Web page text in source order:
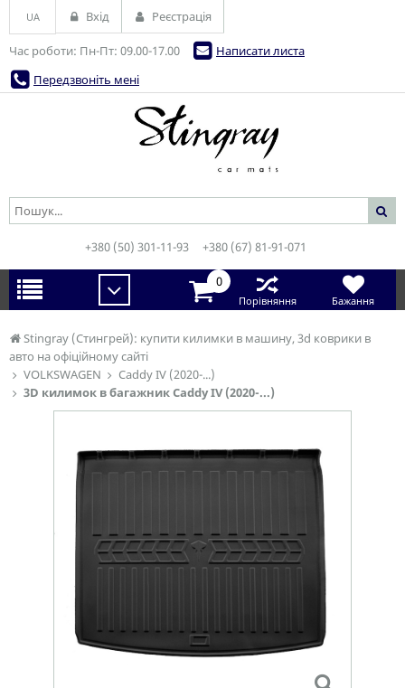
Stingray (Стингрей): купити килимки в машину, 3d коврики в
авто на офіційному сайті
VOLKSWAGEN
Caddy IV (2020-...)
3D килимок в багажник Caddy IV (2020-...)
Час роботи: Пн-Пт: 09.00-17.00
Написати листа
Передзвоніть мені
UA Вхід Реєстрація
+380 (50) 301-11-93 +380 (67) 81-91-071
0
Порівняння Бажання